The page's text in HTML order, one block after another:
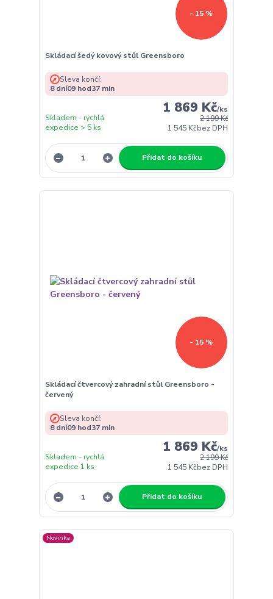
- 15 %
Skládací šedý kovový stůl Greensboro
2 199 Kč
1 869 Kč/ks
1 545 Kčbez DPH
Skladem - rychlá
expedice > 5 ks
Sleva končí:
8 dní09 hod37 min
Přidat do košíku
- 15 %
Skládací čtvercový zahradní stůl Greensboro -
červený
2 199 Kč
1 869 Kč/ks
1 545 Kčbez DPH
Skladem - rychlá
expedice 1 ks
Sleva končí:
8 dní09 hod37 min
Přidat do košíku
Novinka